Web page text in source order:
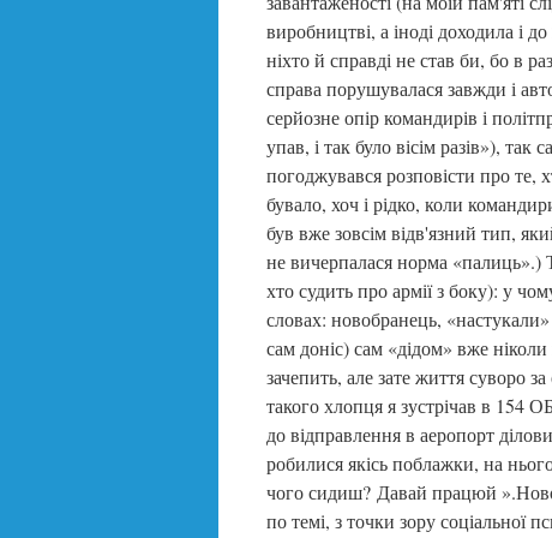
виробництві, а іноді доходила і
ніхто й справді не став би, бо в
справа порушувалася завжди і
серйозне опір командирів і
упав, і так було вісім разів»),
погоджувався розповісти про те,
бувало, хоч і рідко, коли
був вже зовсім відв'язний тип,
не вичерпалася норма
хто судить про армії з боку): у
словах: новобранець,
сам доніс) сам «дідом» вже
зачепить, але зате життя суворо
такого хлопця я зустрічав в 154
до відправлення в аеропорт
робилися якісь поблажки, на
чого сидиш? Давай працюй
по темі, з точки зору соціальної